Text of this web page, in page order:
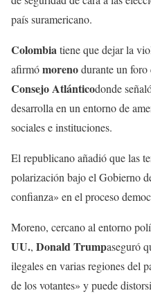
país suramericano.
Colombiatiene que dejar la
afirmómorenodurante un foro
Consejo Atlánticodonde
desarrolla en un entorno de
sociales e instituciones.
El republicano añadió que las
polarización bajo el Gobierno
confianza» en el proceso
Moreno, cercano al entorno
UU., Donald Trumpaseguró
ilegales en varias regiones del
de los votantes» y puede